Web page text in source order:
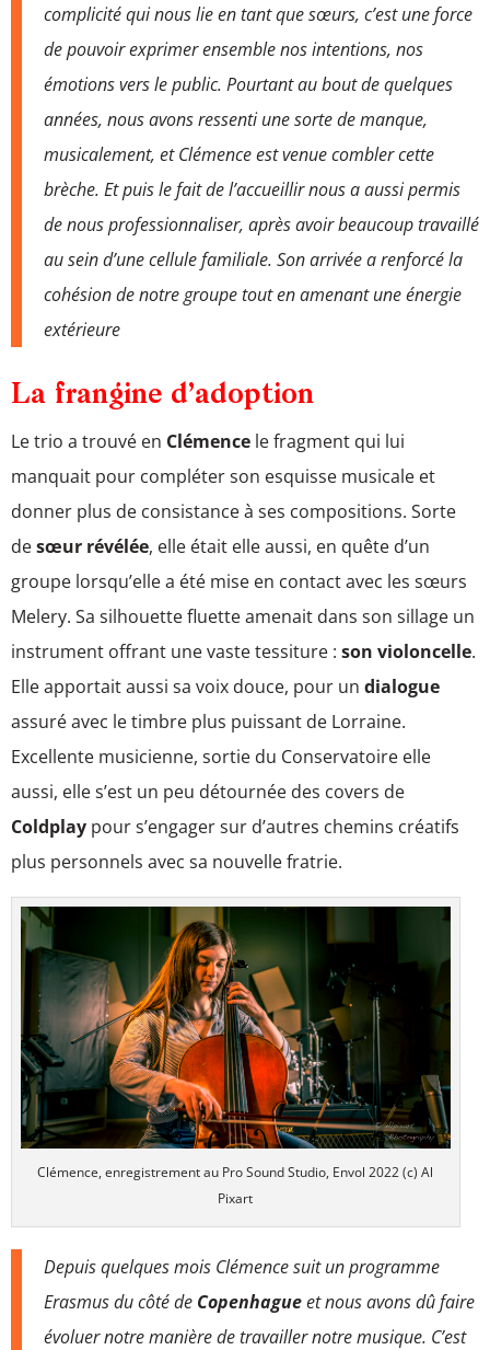
complicité qui nous lie en tant que sœurs, c’est une force
de pouvoir exprimer ensemble nos intentions, nos
émotions vers le public. Pourtant au bout de quelques
années, nous avons ressenti une sorte de manque,
musicalement, et Clémence est venue combler cette
brèche. Et puis le fait de l’accueillir nous a aussi permis
de nous professionnaliser, après avoir beaucoup travaillé
au sein d’une cellule familiale. Son arrivée a renforcé la
cohésion de notre groupe tout en amenant une énergie
extérieure
La frangine d’adoption
Le trio a trouvé en Clémence le fragment qui lui
manquait pour compléter son esquisse musicale et
donner plus de consistance à ses compositions. Sorte
desœur révélée, elle était elle aussi, en quête d’un
groupe lorsqu’elle a été mise en contact avec les sœurs
Melery. Sa silhouette fluette amenait dans son sillage un
instrument offrant une vaste tessiture : son violoncelle.
Elle apportait aussi sa voix douce, pour un dialogue
assuré avec le timbre plus puissant de Lorraine.
Excellente musicienne, sortie du Conservatoire elle
aussi, elle s’est un peu détournée des covers de
Coldplay pour s’engager sur d’autres chemins créatifs
plus personnels avec sa nouvelle fratrie.
Clémence, enregistrement au Pro Sound Studio, Envol 2022 (c) Al
Pixart
Depuis quelques mois Clémence suit un programme
Erasmus du côté de Copenhagueet nous avons dû faire
évoluer notre manière de travailler notre musique. C’est